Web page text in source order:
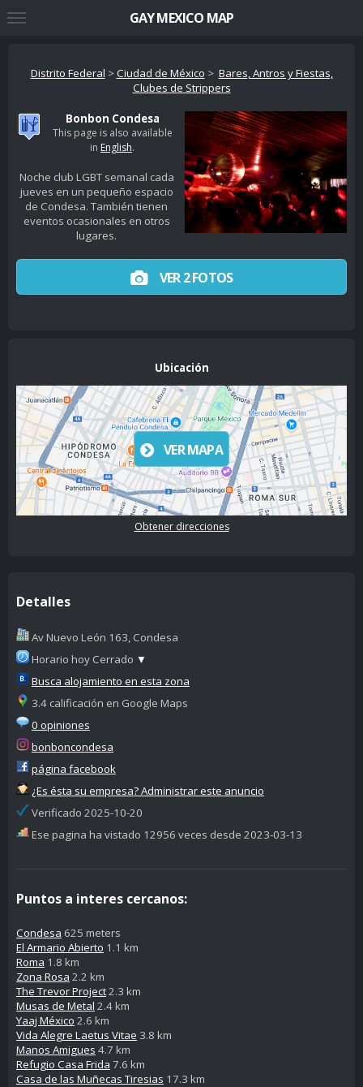
Distrito Federal >Ciudad de México > Bares, Antros y Fiestas,
Clubes de Strippers
Bonbon Condesa
This page is also available
in English.
Noche club LGBT semanal cada
jueves en un pequeño espacio
de Condesa. También tienen
eventos ocasionales en otros
lugares.
VER 2 FOTOS
Ubicación
VER MAPA
Obtener direcciones
Detalles
Av Nuevo León 163, Condesa
Horario hoy Cerrado ▼
Busca alojamiento en esta zona
3.4 calificación en Google Maps
0 opiniones
bonboncondesa
página facebook
¿Es ésta su empresa? Administrar este anuncio
Verificado 2025-10-20
Ese pagina ha vistado 12956 veces desde 2023-03-13
Puntos a interes cercanos:
Condesa 625 meters
El Armario Abierto 1.1 km
Roma 1.8 km
Zona Rosa 2.2 km
The Trevor Project2.3 km
Musas de Metal 2.4 km
Yaaj México 2.6 km
Vida Alegre Laetus Vitae 3.8 km
Manos Amigues 4.7 km
Refugio Casa Frida 7.6 km
Casa de las Muñecas Tiresias 17.3 km
GAY MEXICO MAP